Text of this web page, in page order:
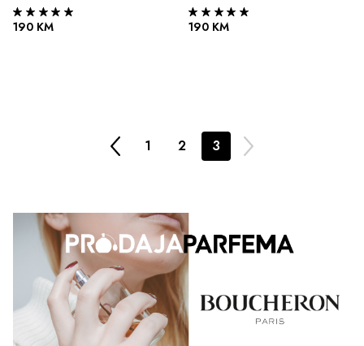
190 KM 190 KM
1 2 3